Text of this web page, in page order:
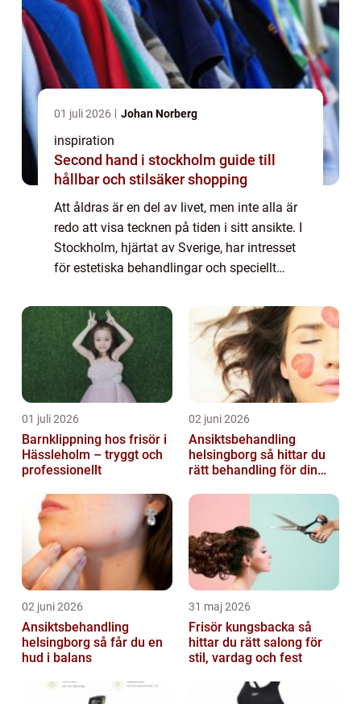
01 juli 2026 Johan Norberg
inspiration
Second hand i stockholm guide till
hållbar och stilsäker shopping
Att åldras är en del av livet, men inte alla är
redo att visa tecknen på tiden i sitt ansikte. I
Stockholm, hjärtat av Sverige, har intresset
för estetiska behandlingar och speciellt
01 juli 2026
Barnklippning hos frisör i
Hässleholm – tryggt och
professionellt
02 juni 2026
Ansiktsbehandling
helsingborg så hittar du
rätt behandling för din
02 juni 2026
Ansiktsbehandling
helsingborg så får du en
hud i balans
31 maj 2026
Frisör kungsbacka så
hittar du rätt salong för
stil, vardag och fest